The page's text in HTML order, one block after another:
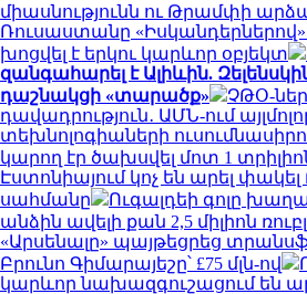
միասնությունն ու Թրամփի
Ռուսաստանը «Իսկանդերներով»
խոցվել է երկու կարևոր օբյեկտ
զանգահարել է Ալիևին.
դաշնակցի «տարածք»
ՉԹՕ-
դավադրություն․ ԱՄՆ-ում
տեխնոլոգիաների
կարող էր ծախսվել մոտ 1
Էստոնիայում կոչ են արել
սահմանը
Ուգալդեի գոլը
անձին ավելի քան 2,5 միլիոն
«Արսենալը» պայթեցրեց
Բրունո Գիմարայեշը՝ £75 մլն-ով
կարևոր նախազգուշացում են